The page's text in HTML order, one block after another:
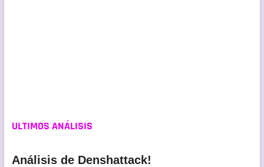
ULTIMOS ANÁLISIS
Análisis de Denshattack!